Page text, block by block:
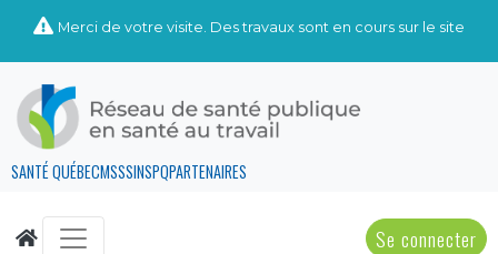
Merci de votre visite. Des travaux sont en cours sur le site
SANTÉ QUÉBECMSSSINSPQPARTENAIRES
Se connecter